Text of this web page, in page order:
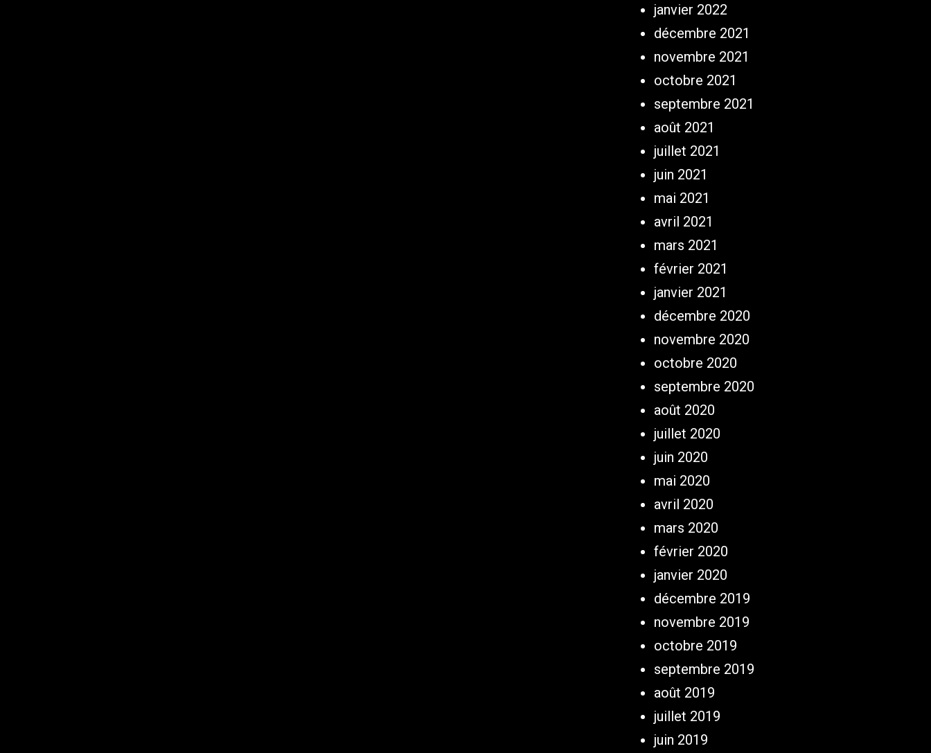
janvier 2022
décembre 2021
novembre 2021
octobre 2021
septembre 2021
août 2021
juillet 2021
juin 2021
mai 2021
avril 2021
mars 2021
février 2021
janvier 2021
décembre 2020
novembre 2020
octobre 2020
septembre 2020
août 2020
juillet 2020
juin 2020
mai 2020
avril 2020
mars 2020
février 2020
janvier 2020
décembre 2019
novembre 2019
octobre 2019
septembre 2019
août 2019
juillet 2019
juin 2019